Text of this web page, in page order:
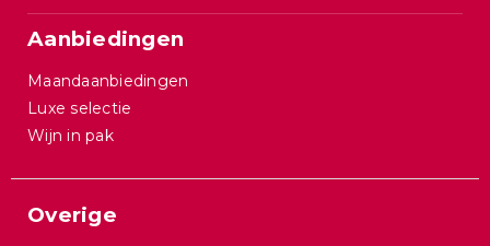
Aanbiedingen
Maandaanbiedingen
Luxe selectie
Wijn in pak
Overige